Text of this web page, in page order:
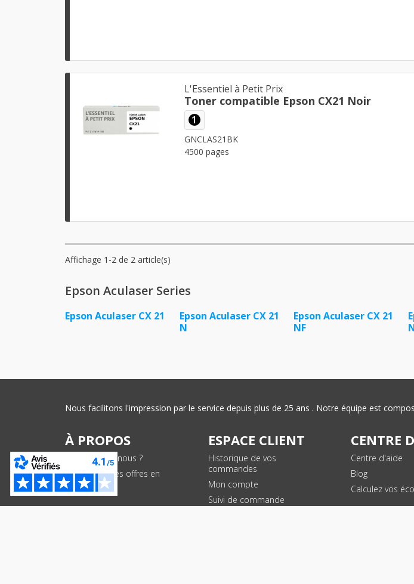
L'Essentiel à Petit Prix
Toner compatible Epson CX21 Noir
1
GNCLAS21BK
4500 pages
Affichage 1-2 de 2 article(s)
Epson Aculaser Series
Epson Aculaser CX 21
Epson Aculaser CX 21
N
Epson Aculaser CX 21
NF
Nous facilitons l'impression par le service depuis plus de 25 ans . Notre équipe est
À PROPOS
Qui sommes-nous ?
Conditions des offres en
cours
ESPACE CLIENT
Historique de vos
commandes
Mon compte
Suivi de commande
CENTRE
Centre d'aide
Blog
Calculez vos